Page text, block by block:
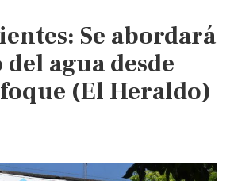
Se abordará
agua desde
(El Heraldo)